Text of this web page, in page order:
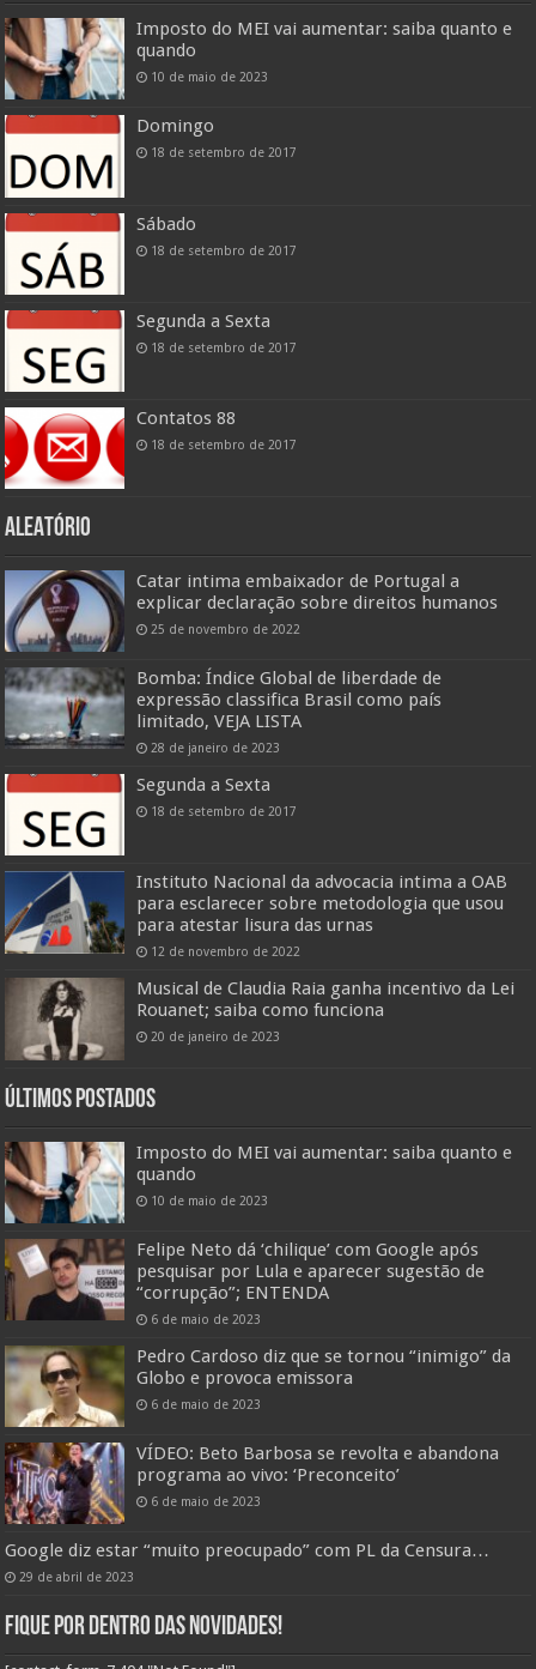
Imposto do MEI vai aumentar: saiba quanto e
quando
10 de maio de 2023
Domingo
18 de setembro de 2017
Sábado
18 de setembro de 2017
Segunda a Sexta
18 de setembro de 2017
Contatos 88
18 de setembro de 2017
ALEATÓRIO
Catar intima embaixador de Portugal a
explicar declaração sobre direitos humanos
25 de novembro de 2022
Bomba: Índice Global de liberdade de
expressão classifica Brasil como país
limitado, VEJA LISTA
28 de janeiro de 2023
Segunda a Sexta
18 de setembro de 2017
Instituto Nacional da advocacia intima a OAB
para esclarecer sobre metodologia que usou
para atestar lisura das urnas
12 de novembro de 2022
Musical de Claudia Raia ganha incentivo da Lei
Rouanet; saiba como funciona
20 de janeiro de 2023
ÚLTIMOS POSTADOS
Imposto do MEI vai aumentar: saiba quanto e
quando
10 de maio de 2023
Felipe Neto dá ‘chilique’ com Google após
pesquisar por Lula e aparecer sugestão de
“corrupção”; ENTENDA
6 de maio de 2023
Pedro Cardoso diz que se tornou “inimigo” da
Globo e provoca emissora
6 de maio de 2023
VÍDEO: Beto Barbosa se revolta e abandona
programa ao vivo: ‘Preconceito’
6 de maio de 2023
Google diz estar “muito preocupado” com PL da Censura…
29 de abril de 2023
Fique por dentro das novidades!